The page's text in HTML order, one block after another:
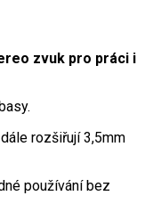
zvuk pro práci i
rozšiřují 3,5mm
používání bez